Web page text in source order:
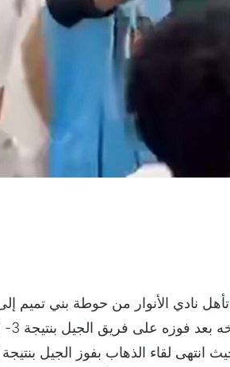
نادي الأنوار من حوطة بني تميم